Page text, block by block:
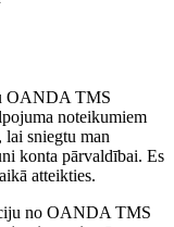
OANDA TMS
noteikumiem
lai sniegtu man
konta pārvaldībai. Es
atteikties.
no OANDA TMS